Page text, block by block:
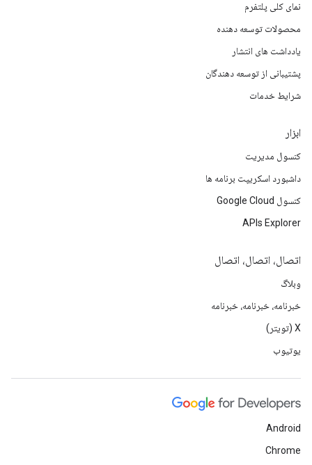
نمای کلی پلتفرم
محصولات توسعه دهنده
یادداشت های انتشار
پشتیبانی از توسعه دهندگان
شرایط خدمات
ابزار
کنسول مدیریت
داشبورد اسکریپت برنامه ها
کنسول Google Cloud
APIs Explorer
اتصال، اتصال، اتصال
وبلاگ
خبرنامه، خبرنامه، خبرنامه
X (تویتر)
یوتیوب
Android
Chrome